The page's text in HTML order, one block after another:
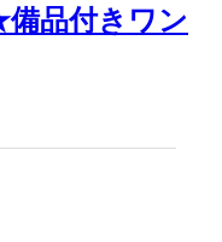
品付きワン